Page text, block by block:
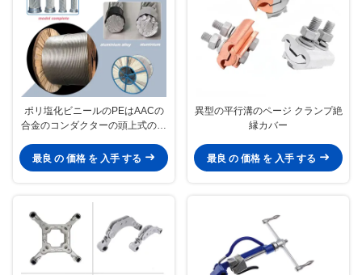
ポリ塩化ビニールのPEはAACの
合金のコンダクターの頭上式の送
最良 の 価格 を 入手 する
異型の平行溝のページ クランプ絶
縁カバー
最良 の 価格 を 入手 する